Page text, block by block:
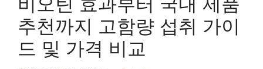
추천까지 고함량 섭취 가이
드 및 가격 비교